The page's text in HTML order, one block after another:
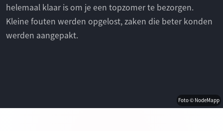
Foto © NodeMapp
helemaal klaar is om je een topzomer te bezorgen.
Kleine fouten werden opgelost, zaken die beter konden
werden aangepakt.